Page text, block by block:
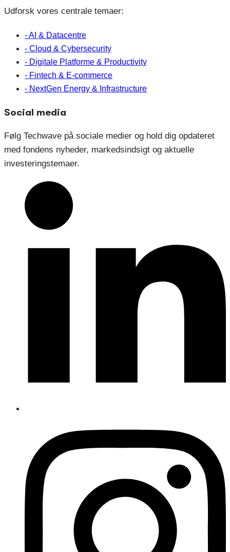
Udforsk vores centrale temaer:
- AI & Datacentre
- Cloud & Cybersecurity
- Digitale Platforme & Productivity
- Fintech & E-commerce
- NextGen Energy & Infrastructure
Social media
Følg Techwave på sociale medier og hold dig opdateret
med fondens nyheder, markedsindsigt og aktuelle
investeringstemaer.